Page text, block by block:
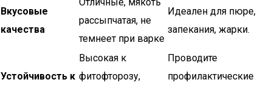
Вкусовые
качества
рассыпчатая, не
темнеет при варке
Идеален для пюре,
запекания, жарки.
Устойчивость к
Высокая к
фитофторозу,
Проводите
профилактические